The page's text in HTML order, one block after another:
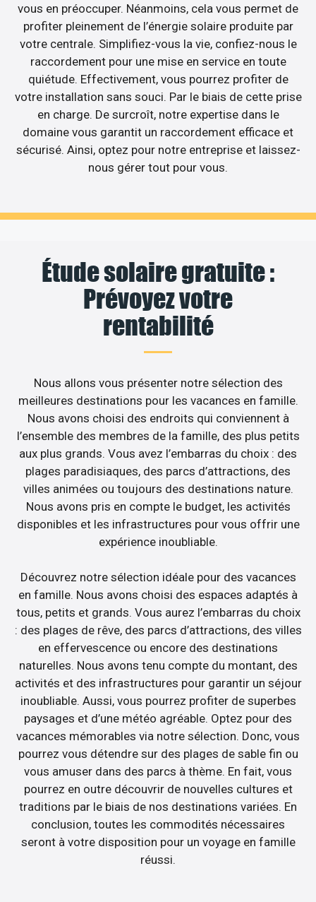
vous en préoccuper. Néanmoins, cela vous permet de
profiter pleinement de l’énergie solaire produite par
votre centrale. Simplifiez-vous la vie, confiez-nous le
raccordement pour une mise en service en toute
quiétude. Effectivement, vous pourrez profiter de
votre installation sans souci. Par le biais de cette prise
en charge. De surcroît, notre expertise dans le
domaine vous garantit un raccordement efficace et
sécurisé. Ainsi, optez pour notre entreprise et laissez-
nous gérer tout pour vous.
Étude solaire gratuite :
Prévoyez votre
rentabilité
Nous allons vous présenter notre sélection des
meilleures destinations pour les vacances en famille.
Nous avons choisi des endroits qui conviennent à
l’ensemble des membres de la famille, des plus petits
aux plus grands. Vous avez l’embarras du choix : des
plages paradisiaques, des parcs d’attractions, des
villes animées ou toujours des destinations nature.
Nous avons pris en compte le budget, les activités
disponibles et les infrastructures pour vous offrir une
expérience inoubliable.
Découvrez notre sélection idéale pour des vacances
en famille. Nous avons choisi des espaces adaptés à
tous, petits et grands. Vous aurez l’embarras du choix
: des plages de rêve, des parcs d’attractions, des villes
en effervescence ou encore des destinations
naturelles. Nous avons tenu compte du montant, des
activités et des infrastructures pour garantir un séjour
inoubliable. Aussi, vous pourrez profiter de superbes
paysages et d’une météo agréable. Optez pour des
vacances mémorables via notre sélection. Donc, vous
pourrez vous détendre sur des plages de sable fin ou
vous amuser dans des parcs à thème. En fait, vous
pourrez en outre découvrir de nouvelles cultures et
traditions par le biais de nos destinations variées. En
conclusion, toutes les commodités nécessaires
seront à votre disposition pour un voyage en famille
réussi.